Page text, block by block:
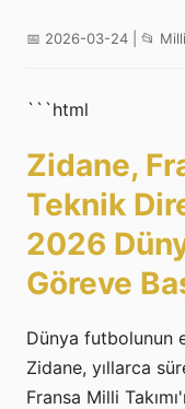
📅 2026-03-24 | 📂
```html
Zidane,
Teknik
2026
Göreve
Dünya futbolunun
Zidane, yıllarca
Fransa Milli